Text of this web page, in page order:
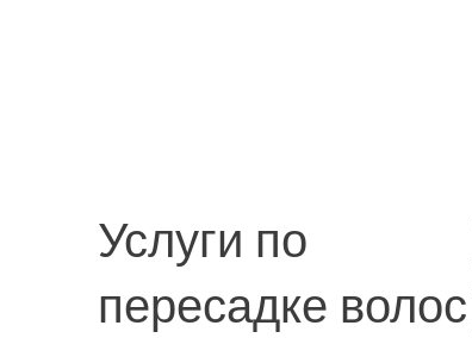
Услуги по
пересадке волос